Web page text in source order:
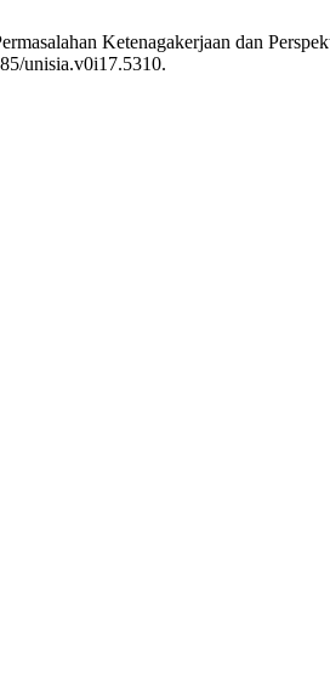
Ketenagakerjaan dan
unisia.v0i17.5310.